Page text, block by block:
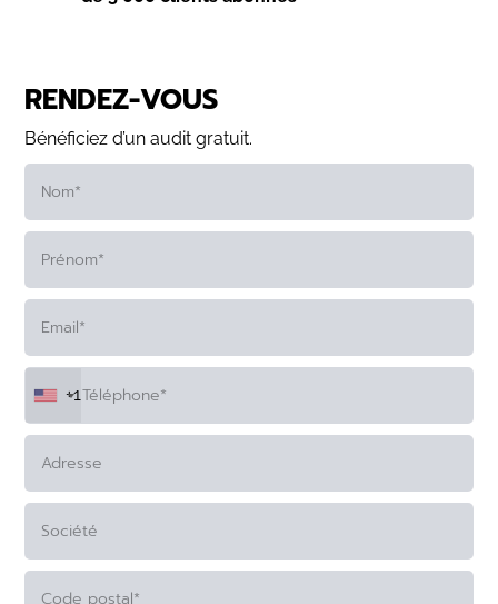
RENDEZ-VOUS
Bénéficiez d’un audit gratuit.
+1
ALTERNATIVE: